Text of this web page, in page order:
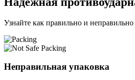
Узнайте как правильно и
Неправильная упаковка